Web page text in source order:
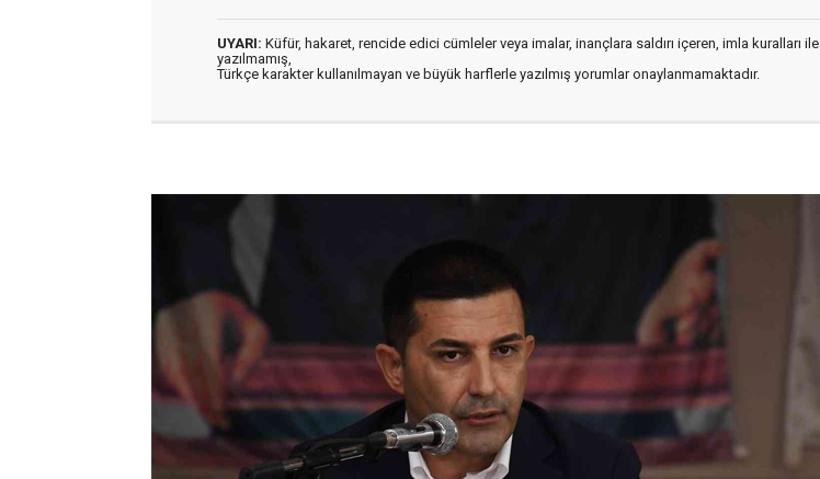
UYARI: Küfür, hakaret, rencide edici cümleler veya imalar, inançlara saldırı içeren, imla kuralları ile
yazılmamış,
Türkçe karakter kullanılmayan ve büyük harflerle yazılmış yorumlar onaylanmamaktadır.